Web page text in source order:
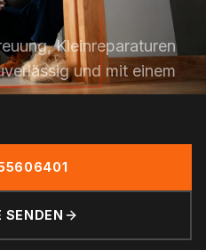
Kleinreparaturen
und mit einem
SENDEN